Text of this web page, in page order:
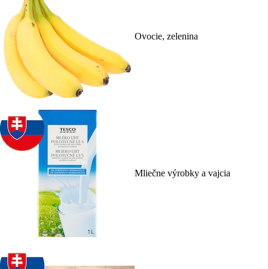
Ovocie, zelenina
Mliečne výrobky a vajcia